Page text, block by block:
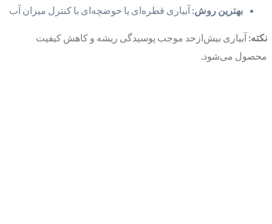
بهترین روش: آبیاری قطره‌ای یا حوضچه‌ای با کنترل میزان آب
نکته: آبیاری بیش‌ازحد موجب پوسیدگی ریشه و کاهش کیفیت
محصول می‌شود.